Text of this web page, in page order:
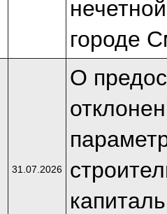
городе
31.07.2026
О